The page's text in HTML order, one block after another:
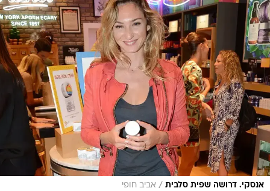
אנסקי. דרושה שפית סלבית / אביב חופי